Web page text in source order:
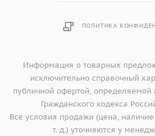
ПОЛИТИКА
Информация о товарных
исключительно справочный
публичной офертой, определяемой
Гражданского кодекса
Все условия продажи (цена,
т. д.) уточняются у